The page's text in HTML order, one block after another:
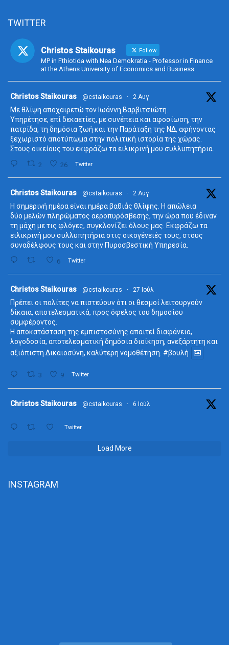
TWITTER
Christos Staikouras Follow
MP in Fthiotida with Nea Demokratia - Professor in Finance
at the Athens University of Economics and Business
Christos Staikouras @cstaikouras · 2 Αυγ
Με θλίψη αποχαιρετώ τον Ιωάννη Βαρβιτσιώτη.
Υπηρέτησε, επί δεκαετίες, με συνέπεια και αφοσίωση, την
πατρίδα, τη δημόσια ζωή και την Παράταξη της ΝΔ, αφήνοντας
ξεχωριστό αποτύπωμα στην πολιτική ιστορία της χώρας.
Στους οικείους του εκφράζω τα ειλικρινή μου συλλυπητήρια.
2 26 Twitter
Christos Staikouras @cstaikouras · 2 Αυγ
Η σημερινή ημέρα είναι ημέρα βαθιάς θλίψης. Η απώλεια
δύο μελών πληρώματος αεροπυρόσβεσης, την ώρα που έδιναν
τη μάχη με τις φλόγες, συγκλονίζει όλους μας. Εκφράζω τα
ειλικρινή μου συλλυπητήρια στις οικογένειές τους, στους
συναδέλφους τους και στην Πυροσβεστική Υπηρεσία.
6 Twitter
Christos Staikouras @cstaikouras · 27 Ιούλ
Πρέπει οι πολίτες να πιστεύουν ότι οι θεσμοί λειτουργούν
δίκαια, αποτελεσματικά, προς όφελος του δημοσίου
συμφέροντος.
Η αποκατάσταση της εμπιστοσύνης απαιτεί διαφάνεια,
λογοδοσία, αποτελεσματική δημόσια διοίκηση, ανεξάρτητη και
αξιόπιστη Δικαιοσύνη, καλύτερη νομοθέτηση. #βουλή
3 9 Twitter
Christos Staikouras @cstaikouras · 6 Ιούλ
Twitter
Load More
INSTAGRAM